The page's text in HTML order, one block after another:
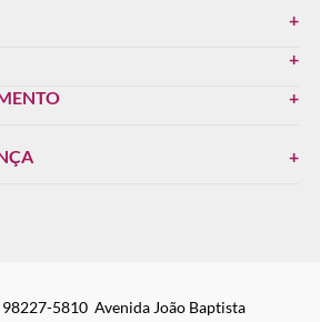
98227-5810 Avenida João Baptista